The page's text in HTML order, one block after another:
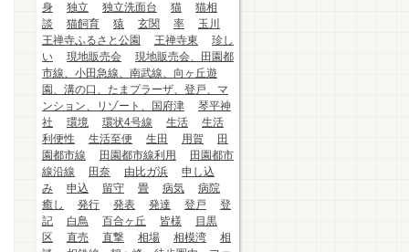
身
独立 独立洗面台 猫
猫相
談
猫飼育 猿 玄関 率
玉川
王禅寺ふるさと公園
王禅寺東
珍し
い
現地販売会
現地販売会、田園都
市線、小田急線、南武線、向ヶ丘遊
園、溝の口、たまプラーザ、登戸、マ
ンション、リゾート、国府津
琴平神
社
環境 環状4号線 生活
生活
利便性
生活至便 生田 用賀
田
園都市線
田園都市線利用
田園都市
線沿線
田奈 由比ガ浜
申し込
み
申込 留守 畳 病気
病院
癒し
発行 発表 発達 登戸
登
記
白鳥 百合ヶ丘 皆様
目黒
区
直売 直撃 相場 相模湾
相